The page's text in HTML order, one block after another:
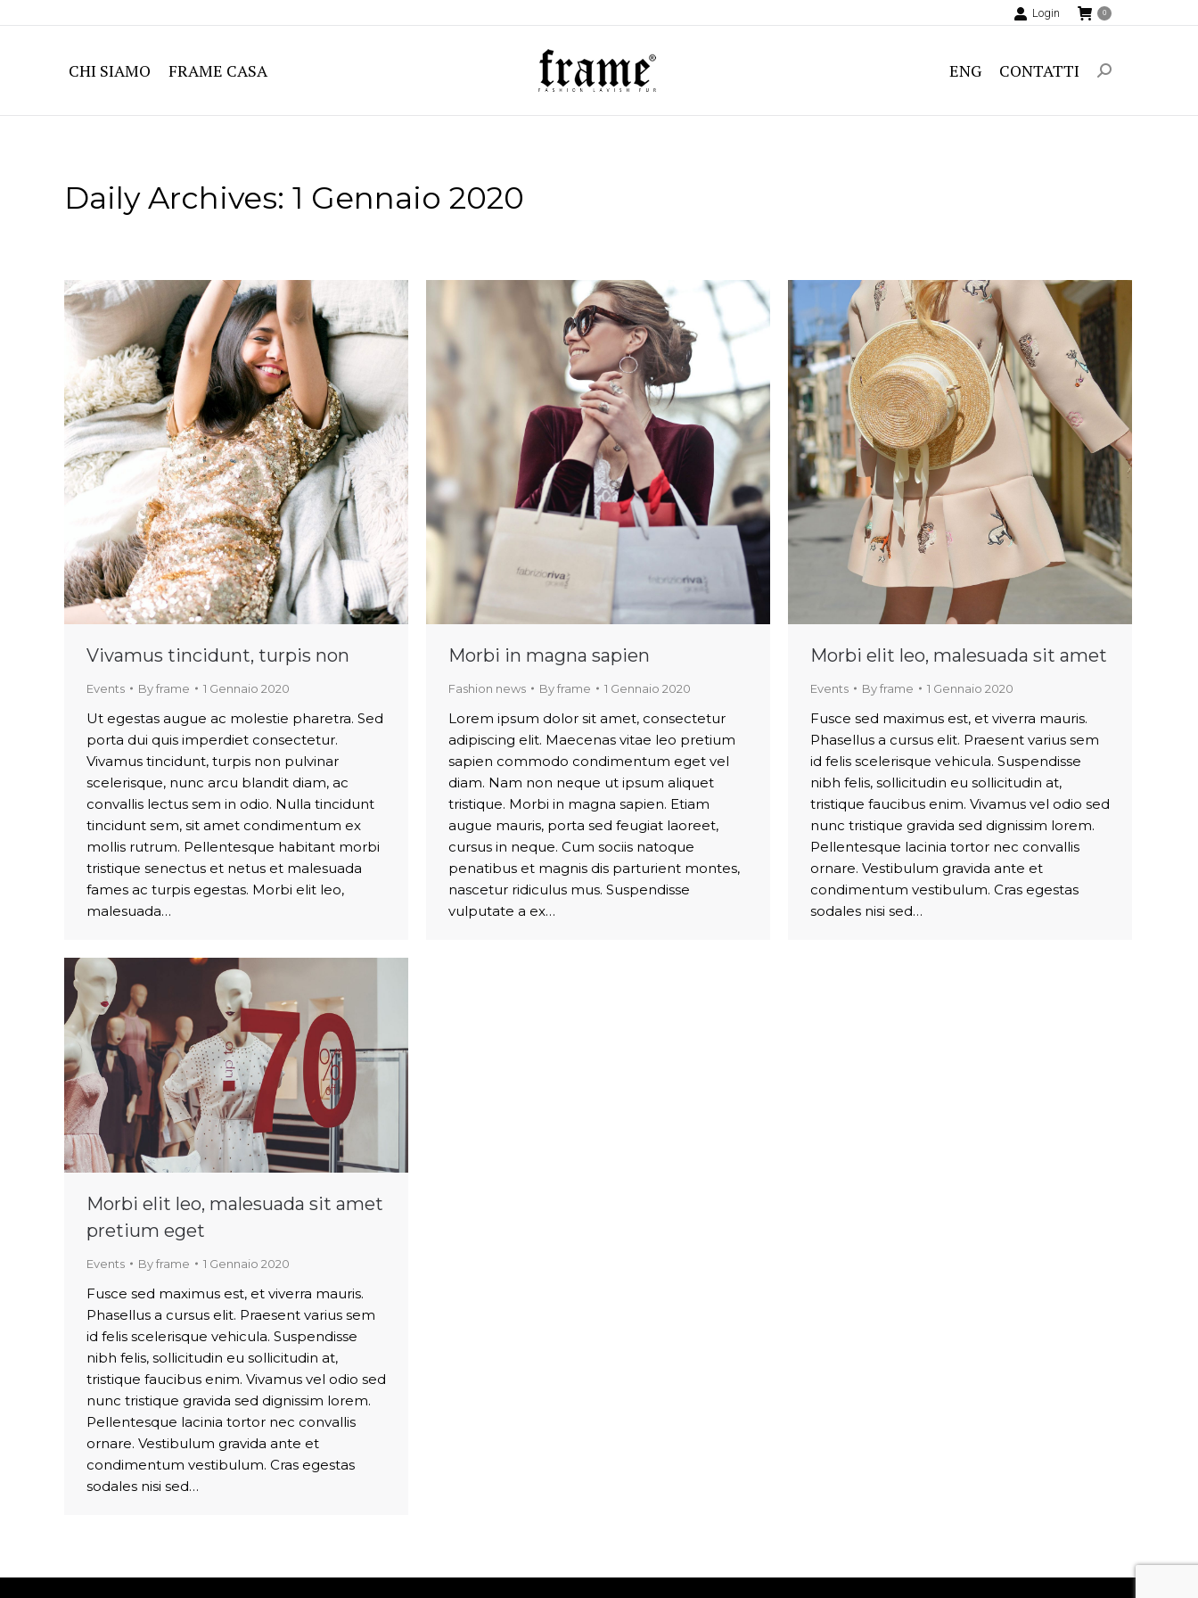
Login 0
CHI SIAMO FRAME CASA ENG CONTATTI Search:
Daily Archives: 1 Gennaio 2020
Vivamus tincidunt, turpis non
Events Byframe 1 Gennaio 2020
Ut egestas augue ac molestie pharetra. Sed
porta dui quis imperdiet consectetur.
Vivamus tincidunt, turpis non pulvinar
scelerisque, nunc arcu blandit diam, ac
convallis lectus sem in odio. Nulla tincidunt
tincidunt sem, sit amet condimentum ex
mollis rutrum. Pellentesque habitant morbi
tristique senectus et netus et malesuada
fames ac turpis egestas. Morbi elit leo,
malesuada…
Morbi in magna sapien
Fashion news Byframe 1 Gennaio 2020
Lorem ipsum dolor sit amet, consectetur
adipiscing elit. Maecenas vitae leo pretium
sapien commodo condimentum eget vel
diam. Nam non neque ut ipsum aliquet
tristique. Morbi in magna sapien. Etiam
augue mauris, porta sed feugiat laoreet,
cursus in neque. Cum sociis natoque
penatibus et magnis dis parturient montes,
nascetur ridiculus mus. Suspendisse
vulputate a ex…
Morbi elit leo, malesuada sit amet
Events Byframe 1 Gennaio 2020
Fusce sed maximus est, et viverra mauris.
Phasellus a cursus elit. Praesent varius sem
id felis scelerisque vehicula. Suspendisse
nibh felis, sollicitudin eu sollicitudin at,
tristique faucibus enim. Vivamus vel odio sed
nunc tristique gravida sed dignissim lorem.
Pellentesque lacinia tortor nec convallis
ornare. Vestibulum gravida ante et
condimentum vestibulum. Cras egestas
sodales nisi sed…
Morbi elit leo, malesuada sit amet
pretium eget
Events Byframe 1 Gennaio 2020
Fusce sed maximus est, et viverra mauris.
Phasellus a cursus elit. Praesent varius sem
id felis scelerisque vehicula. Suspendisse
nibh felis, sollicitudin eu sollicitudin at,
tristique faucibus enim. Vivamus vel odio sed
nunc tristique gravida sed dignissim lorem.
Pellentesque lacinia tortor nec convallis
ornare. Vestibulum gravida ante et
condimentum vestibulum. Cras egestas
sodales nisi sed…